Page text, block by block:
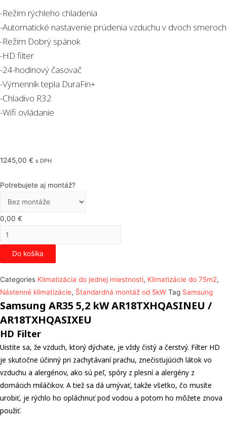
-Režim rýchleho chladenia
-Automatické nastavenie prúdenia vzduchu v dvoch smeroch
-Režim Dobrý spánok
-HD filter
-24-hodinový časovač
-Výmenník tepla DuraFin+
-Chladivo R32
-Wifi ovládanie
1245,00 € s DPH
Potrebujete aj montáž?
0,00 €
množstvo
Samsung
AR35
kW
Do košíka
Categories Klimatizácia do jednej miestnosti, Klimatizácie do 75m2,
Nástenné klimatizácie, Štandardná montáž od 5kW Tag Samsung
Samsung AR35 5,2 kW AR18TXHQASINEU /
AR18TXHQASIXEU
HD Filter
Uistite sa, že vzduch, ktorý dýchate, je vždy čistý a čerstvý. Filter HD
je skutočne účinný pri zachytávaní prachu, znečisťujúcich látok vo
vzduchu a alergénov, ako sú peľ, spóry z plesní a alergény z
domácich miláčikov. A tiež sa dá umývať, takže všetko, čo musíte
urobiť, je rýchlo ho opláchnuť pod vodou a potom ho môžete znova
použiť.